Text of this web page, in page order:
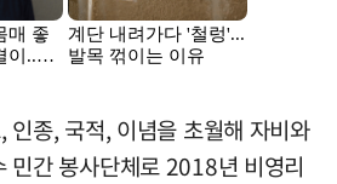
인종, 국적, 이념을 초월해 자비와
민간 봉사단체로 2018년 비영리